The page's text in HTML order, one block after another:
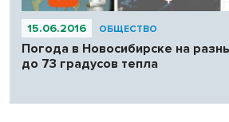
15.06.2016 ОБЩЕСТВО
Погода в Новосибирске на
до 73 градусов тепла